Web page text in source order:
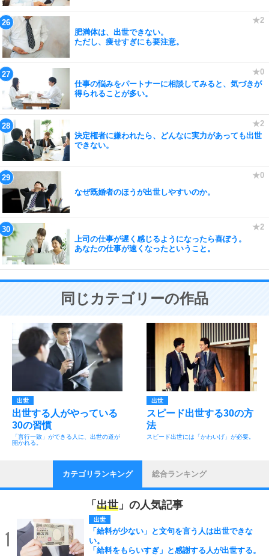
肥満体は、出世できない。
ただし、痩せすぎにも要注意。
仕事の悩みをパートナーに相談してみると、気づきが
得られることが多い。
決定権者に嫌われたら、どんなに実力があっても出世
できない。
なぜ既婚者のほうが出世しやすいのか。
上司の仕事が遅く感じるようになったら喜ぼう。
あなたの仕事が速くなったということ。
同じカテゴリーの作品
出世
出世する人がやっている
30の習慣
「言行一致」ができる人に、出世の道が
開かれる。
出世
スピード出世する30の方
法
スピード出世には「かわいげ」が必要。
カテゴリランキング 総合ランキング
「 出世 」の人気記事
1
出世
「給料が少ない」と文句を言う人は出世できな
い。
「給料をもらいすぎ」と感謝する人が出世する。